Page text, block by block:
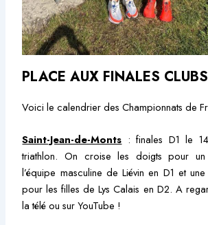
PLACE AUX FINALES CLUBS
Voici le calendrier des Championnats de
Saint-Jean-de-Monts : finales D1 le
triathlon. On croise les doigts pour
l’équipe masculine de Liévin en D1 et
pour les filles de Lys Calais en D2. A
la télé ou sur YouTube !